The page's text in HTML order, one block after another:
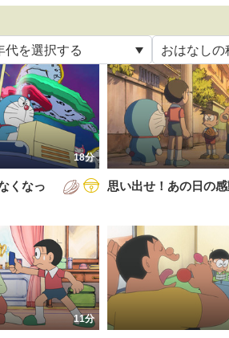
代を選択する
べて
年
年
年
2009年
年
年
年
おはなしの
すべて
通常回
誕生日スペ
18分
くなっ
思い出せ！あの日の
11分